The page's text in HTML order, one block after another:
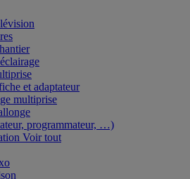
et adaptateur
multiprise
programmateur, …)
Voir tout